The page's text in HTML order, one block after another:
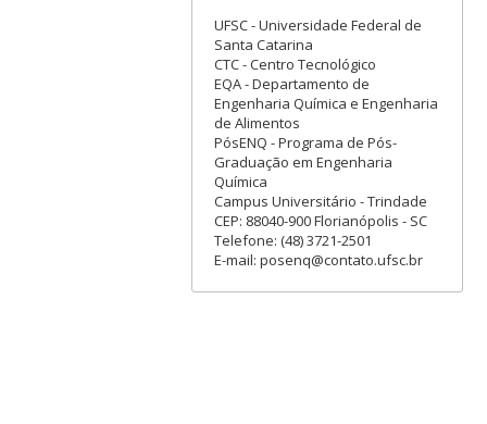
UFSC - Universidade Federal de
Santa Catarina
CTC - Centro Tecnológico
EQA - Departamento de
Engenharia Química e Engenharia
de Alimentos
PósENQ - Programa de Pós-
Graduação em Engenharia
Química
Campus Universitário - Trindade
CEP: 88040-900 Florianópolis - SC
Telefone: (48) 3721-2501
E-mail: posenq@contato.ufsc.br